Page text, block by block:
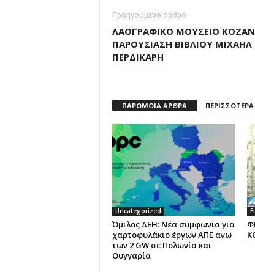
Προηγούμενο άρθρο
ΛΑΟΓΡΑΦΙΚΟ ΜΟΥΣΕΙΟ
ΠΑΡΟΥΣΙΑΣΗ ΒΙΒΛΙΟΥ ΜΙΧΑΗΛ
ΠΕΡΔΙΚΑΡΗ
ΠΑΡΟΜΟΙΑ ΑΡΘΡΑ
Uncategorized
Όμιλος ΔΕΗ: Νέα συμφωνία για
χαρτοφυλάκιο έργων ΑΠΕ άνω
των 2 GW σε Πολωνία και
Ουγγαρία